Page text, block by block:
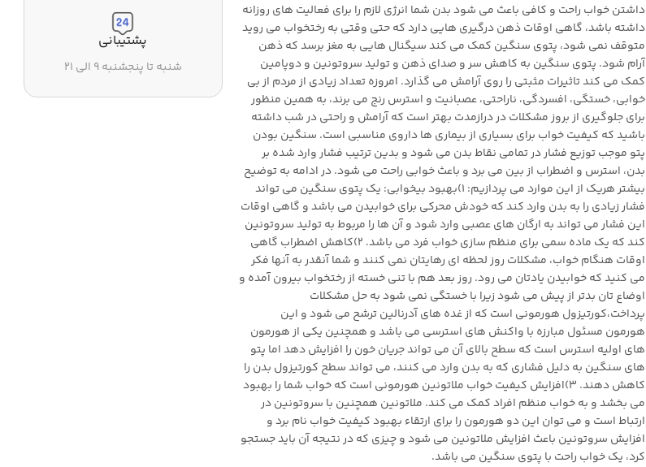
داشتن خواب راحت و کافی باعث می شود بدن شما انرژی لازم را برای فعالیت های روزانه
داشته باشد، گاهی اوقات ذهن درگیری هایی دارد که حتی وقتی به رختخواب می روید
متوقف نمی شود، پتوی سنگین کمک می کند سیگنال هایی به مغز برسد که ذهن
آرام شود. پتوی سنگین به کاهش سر و صدای ذهن و تولید سروتونین و دوپامین
کمک می کند تاثیرات مثبتی را روی آرامش می گذارد. امروزه تعداد زیادی از مردم از بی
خوابی، خستگی، افسردگی، ناراحتی، عصبانیت و استرس رنج می برند، به همین منظور
برای جلوگیری از بروز مشکلات در درازمدت بهتر است که آرامش و راحتی در شب داشته
باشید که کیفیت خواب برای بسیاری از بیماری ها داروی مناسبی است. سنگین بودن
پتو موجب توزیع فشار در تمامی نقاط بدن می شود و بدین ترتیب فشار وارد شده بر
بدن، استرس و اضطراب از بین می برد و باعث خوابی راحت می شود. در ادامه به توضیح
بیشتر هریک از این موارد می پردازیم: 1)بهبود بیخوابی: یک پتوی سنگین می تواند
فشار زیادی را به بدن وارد کند که خودش محرکی برای خوابیدن می باشد و گاهی اوقات
این فشار می تواند به ارگان های عصبی وارد شود و آن ها را مربوط به تولید سروتونین
کند که یک ماده سمی برای منظم سازی خواب فرد می باشد. 2)کاهش اضطراب گاهی
اوقات هنگام خواب، مشکلات روز لحظه ای رهایتان نمی کنند و شما آنقدر به آنها فکر
می کنید که خوابیدن یادتان می رود. روز بعد هم با تنی خسته از رختخواب بیرون آمده و
اوضاع تان بدتر از پیش می شود زیرا با خستگی نمی شود به حل مشکلات
پرداخت،کورتیزول هورمونی است که از غده های آدرنالین ترشح می شود و این
هورمون مسئول مبارزه با واکنش های استرسی می باشد و همچنین یکی از هورمون
های اولیه استرس است که سطح بالای آن می تواند جریان خون را افزایش دهد اما پتو
های سنگین به دلیل فشاری که به بدن وارد می کنند، می تواند سطح کورتیزول بدن را
کاهش دهند. 3)افزایش کیفیت خواب ملاتونین هورمونی است که خواب شما را بهبود
می بخشد و به خواب منظم افراد کمک می کند. ملاتونین همچنین با سروتونین در
ارتباط است و می توان این دو هورمون را برای ارتقاء بهبود کیفیت خواب نام برد و
افزایش سروتونین باعث افزایش ملاتونین می شود و چیزی که در نتیجه آن باید جستجو
کرد، یک خواب راحت با پتوی سنگین می باشد.
پشتیبانی
شنبه تا پنجشنبه ۹ الی ۲۱